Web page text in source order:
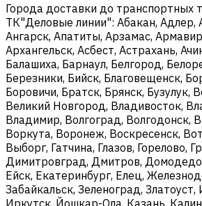
Города доставки до транспортных
ТК"Деловые линии": Абакан, Адлер,
Ангарск, Апатиты, Арзамас,
Архангельск, Асбест, Астрахань,
Балашиха, Барнаул, Белгород,
Березники, Бийск, Благовещенск,
Боровичи, Братск, Брянск, Бузулук,
Великий Новгород, Владивосток,
Владимир, Волгоград, Волгодонск,
Воркута, Воронеж, Воскресенск,
Выборг, Гатчина, Глазов, Горелово,
Димитровград, Дмитров,
Ейск, Екатеринбург, Елец,
Забайкальск, Зеленоград,
Иркутск, Йошкар-Ола, Казань,